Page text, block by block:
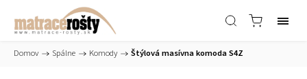
Domov / Spálne / Komody / Štýlová masívna komoda S4Z